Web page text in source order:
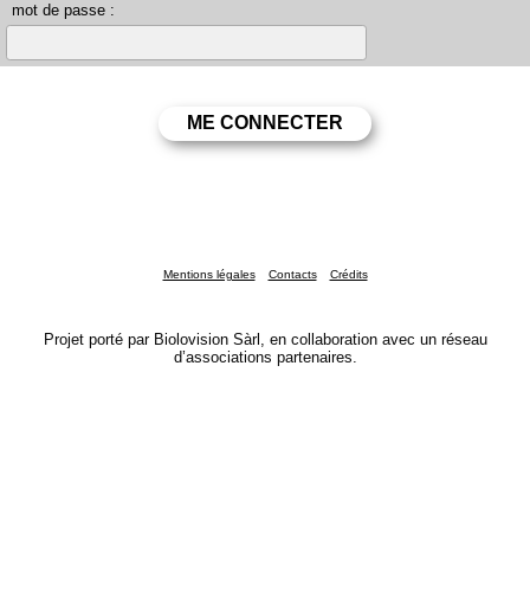
mot de passe :
Mentions légales Contacts Crédits
Projet porté par Biolovision Sàrl, en collaboration avec un réseau
d’associations partenaires.